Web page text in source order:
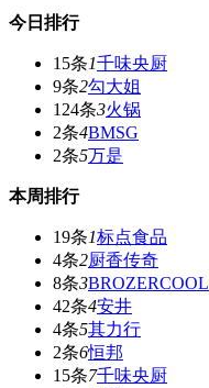
今日排行
15条1千味央厨
9条2勾大姐
124条3火锅
2条4BMSG
2条5万是
本周排行
19条1标点食品
4条2厨香传奇
8条3BROZERCOOL
42条4安井
4条5其力行
2条6恒邦
15条7千味央厨